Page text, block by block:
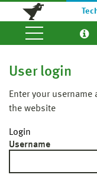
User login
Enter your
the website
Login
Username